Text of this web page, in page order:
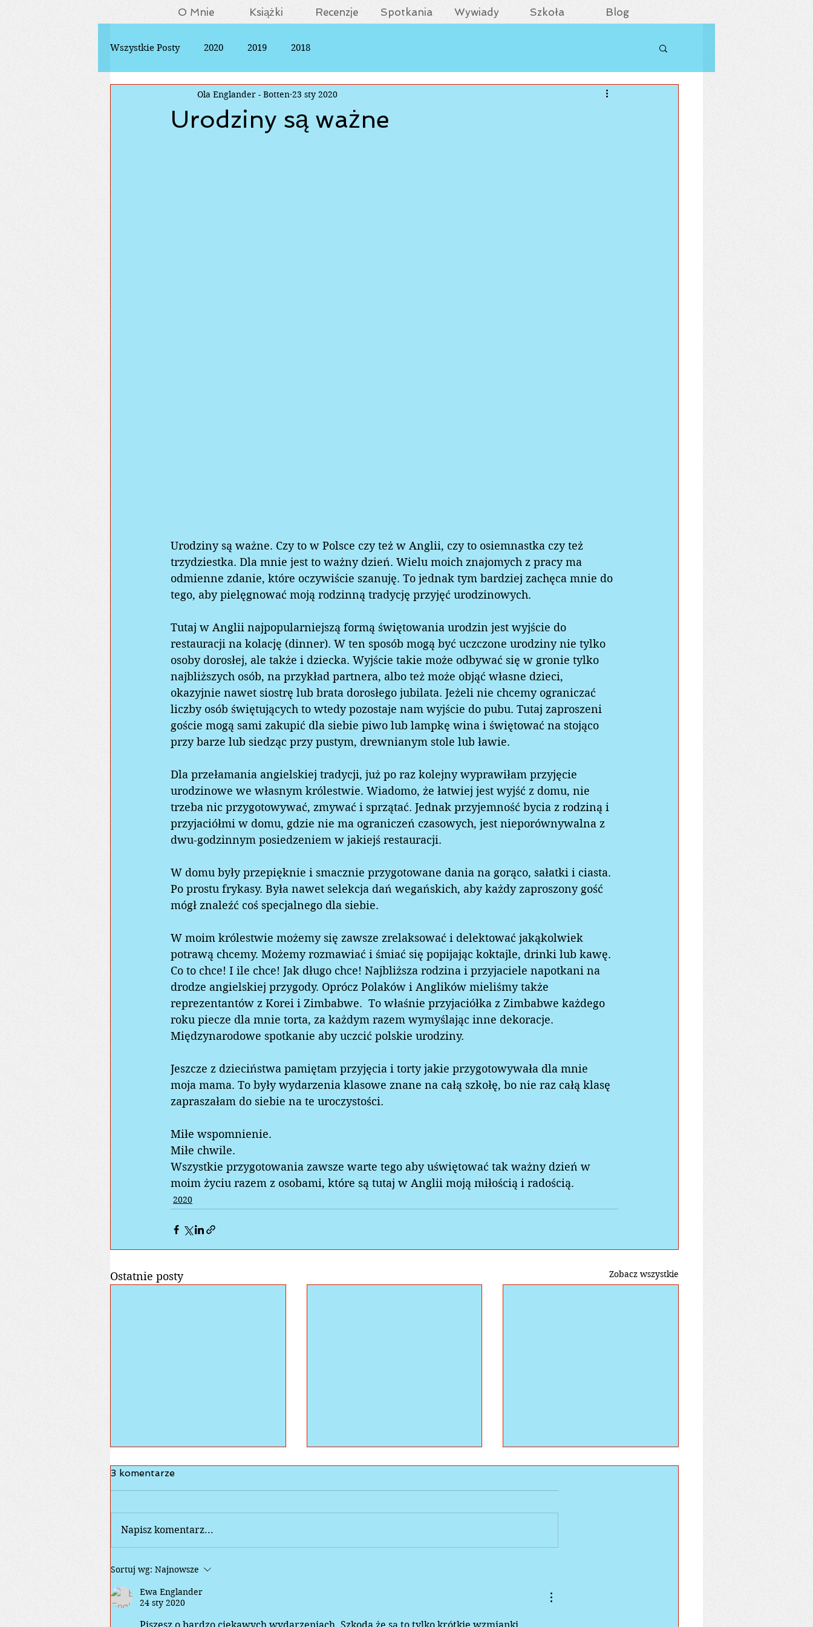
O Mnie Książki Recenzje Spotkania Wywiady Szkoła Blog
Wszystkie Posty 2020 2019 2018
Urodziny są ważne
Ola Englander - Botten 23 sty 2020
Urodziny są ważne. Czy to w Polsce czy też w Anglii, czy to osiemnastka czy też
trzydziestka. Dla mnie jest to ważny dzień. Wielu moich znajomych z pracy ma
odmienne zdanie, które oczywiście szanuję. To jednak tym bardziej zachęca mnie do
tego, aby pielęgnować moją rodzinną tradycję przyjęć urodzinowych.
Tutaj w Anglii najpopularniejszą formą świętowania urodzin jest wyjście do
restauracji na kolację (dinner). W ten sposób mogą być uczczone urodziny nie tylko
osoby dorosłej, ale także i dziecka. Wyjście takie może odbywać się w gronie tylko
najbliższych osób, na przykład partnera, albo też może objąć własne dzieci,
okazyjnie nawet siostrę lub brata dorosłego jubilata. Jeżeli nie chcemy ograniczać
liczby osób świętujących to wtedy pozostaje nam wyjście do pubu. Tutaj zaproszeni
goście mogą sami zakupić dla siebie piwo lub lampkę wina i świętować na stojąco
przy barze lub siedząc przy pustym, drewnianym stole lub ławie.
Dla przełamania angielskiej tradycji, już po raz kolejny wyprawiłam przyjęcie
urodzinowe we własnym królestwie. Wiadomo, że łatwiej jest wyjść z domu, nie
trzeba nic przygotowywać, zmywać i sprzątać. Jednak przyjemność bycia z rodziną i
przyjaciółmi w domu, gdzie nie ma ograniczeń czasowych, jest nieporównywalna z
dwu-godzinnym posiedzeniem w jakiejś restauracji.
W domu były przepięknie i smacznie przygotowane dania na gorąco, sałatki i ciasta.
Po prostu frykasy. Była nawet selekcja dań wegańskich, aby każdy zaproszony gość
mógł znaleźć coś specjalnego dla siebie.
W moim królestwie możemy się zawsze zrelaksować i delektować jakąkolwiek
potrawą chcemy. Możemy rozmawiać i śmiać się popijając koktajle, drinki lub kawę.
Co to chce! I ile chce! Jak długo chce! Najbliższa rodzina i przyjaciele napotkani na
drodze angielskiej przygody. Oprócz Polaków i Anglików mieliśmy także
reprezentantów z Korei i Zimbabwe.  To właśnie przyjaciółka z Zimbabwe każdego
roku piecze dla mnie torta, za każdym razem wymyślając inne dekoracje.
Międzynarodowe spotkanie aby uczcić polskie urodziny.
Jeszcze z dzieciństwa pamiętam przyjęcia i torty jakie przygotowywała dla mnie
moja mama. To były wydarzenia klasowe znane na całą szkołę, bo nie raz całą klasę
zapraszałam do siebie na te uroczystości.
Miłe wspomnienie.
Miłe chwile.
Wszystkie przygotowania zawsze warte tego aby uświętować tak ważny dzień w
moim życiu razem z osobami, które są tutaj w Anglii moją miłością i radością.
2020
Ostatnie posty Zobacz wszystkie
Angielska wywiadówka
3 komentarze
Napisz komentarz...
Sortuj wg: Najnowsze
Ewa Englander
24 sty 2020